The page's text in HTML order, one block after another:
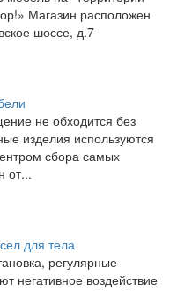
Магазин расположен
шоссе, д.7
не обходится без
изделия используются
сбора самых
от...
для тела
регулярные
негативное воздействие